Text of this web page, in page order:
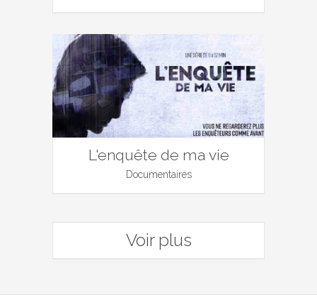
L'enquête de ma vie
Documentaires
Voir plus